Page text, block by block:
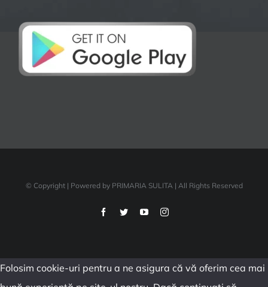
© Copyright | Powered by PRIMARIA SULITA | All Rights Reserved
FacebookTwitterYouTubeInstagram
Folosim cookie-uri pentru a ne asigura că vă oferim cea mai